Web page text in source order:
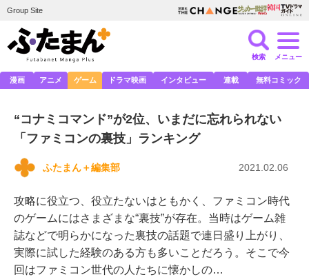
Group Site
検索 メニュー
漫画 アニメ ゲーム ドラマ映画 インタビュー 連載 無料コミック
“コナミコマンド”が2位、いまだに忘れられない
「ファミコンの裏技」ランキング
ふたまん＋編集部 2021.02.06
攻略に役立つ、役立たないはともかく、ファミコン時代
のゲームにはさまざまな“裏技”が存在。当時はゲーム雑
誌などで明らかになった裏技の話題で連日盛り上がり、
実際に試した経験のある方も多いことだろう。そこで今
回はファミコン世代の人たちに懐かしの…